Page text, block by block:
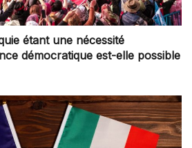
étant une nécessité
démocratique est-elle possible